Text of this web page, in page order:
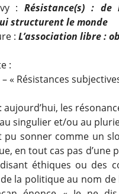
:Résistance(s) :
structurent le monde
: L’association libre :
:
– « Résistances
aujourd’hui, les
singulier et/ou au
sonner comme un
en tout cas pas
éthiques ou des
la politique au nom de